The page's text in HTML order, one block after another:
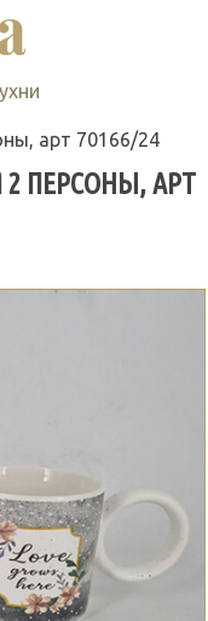
арт 70166/24
2 ПЕРСОНЫ, АРТ